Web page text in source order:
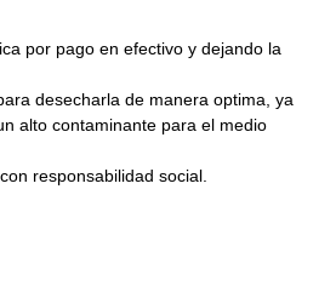
por pago en efectivo y dejando la
desecharla de manera optima, ya
alto contaminante para el medio
responsabilidad social.